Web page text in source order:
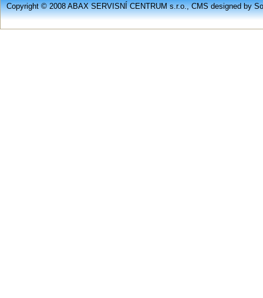
Copyright © 2008 ABAX SERVISNÍ CENTRUM s.r.o., CMS designed by